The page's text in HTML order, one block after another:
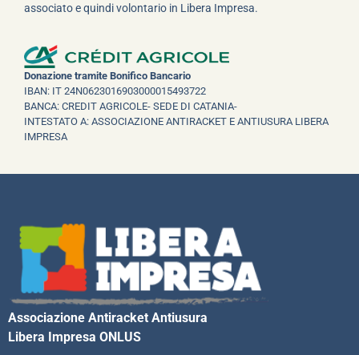
associato e quindi volontario in Libera Impresa.
Donazione tramite Bonifico Bancario
IBAN: IT 24N0623016903000015493722
BANCA: CREDIT AGRICOLE- SEDE DI CATANIA-
INTESTATO A: ASSOCIAZIONE ANTIRACKET E ANTIUSURA LIBERA
IMPRESA
Associazione Antiracket Antiusura
Libera Impresa ONLUS